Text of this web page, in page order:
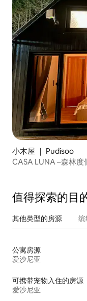
小木屋 ｜ Pudisoo
CASA LUNA –森林度
值得探索的目
其他类型的房源 缤
公寓房源
爱沙尼亚
可携带宠物入住的房源
爱沙尼亚